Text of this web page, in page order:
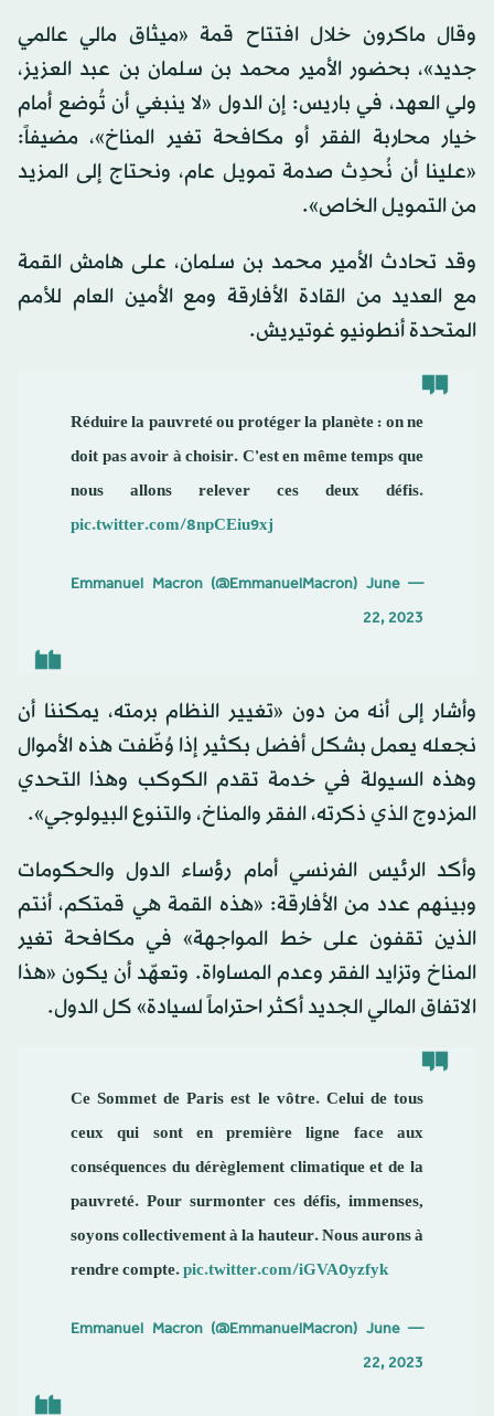
وقال ماكرون خلال افتتاح قمة «ميثاق مالي عالمي
جديد»، بحضور الأمير محمد بن سلمان بن عبد العزيز،
ولي العهد، في باريس: إن الدول «لا ينبغي أن تُوضع أمام
خيار محاربة الفقر أو مكافحة تغير المناخ»، مضيفاً:
«علينا أن نُحدِث صدمة تمويل عام، ونحتاج إلى المزيد
من التمويل الخاص».
وقد تحادث الأمير محمد بن سلمان، على هامش القمة
مع العديد من القادة الأفارقة ومع الأمين العام للأمم
المتحدة أنطونيو غوتيريش.
Réduire la pauvreté ou protéger la planète : on ne
doit pas avoir à choisir. C’est en même temps que
nous allons relever ces deux défis.
pic.twitter.com/8npCEiu9xj
— Emmanuel Macron (@EmmanuelMacron)
June
22, 2023
وأشار إلى أنه من دون «تغيير النظام برمته، يمكننا أن
نجعله يعمل بشكل أفضل بكثير إذا وُظّفت هذه الأموال
وهذه السيولة في خدمة تقدم الكوكب وهذا التحدي
المزدوج الذي ذكرته، الفقر والمناخ، والتنوع البيولوجي».
وأكد الرئيس الفرنسي أمام رؤساء الدول والحكومات
وبينهم عدد من الأفارقة: «هذه القمة هي قمتكم، أنتم
الذين تقفون على خط المواجهة» في مكافحة تغير
المناخ وتزايد الفقر وعدم المساواة. وتعهّد أن يكون «هذا
الاتفاق المالي الجديد أكثر احتراماً لسيادة» كل الدول.
Ce Sommet de Paris est le vôtre. Celui de tous
ceux qui sont en première ligne face aux
conséquences du dérèglement climatique et de la
pauvreté. Pour surmonter ces défis, immenses,
soyons collectivement à la hauteur. Nous aurons à
rendre compte.pic.twitter.com/iGVA0yzfyk
— Emmanuel Macron (@EmmanuelMacron)
June
22, 2023